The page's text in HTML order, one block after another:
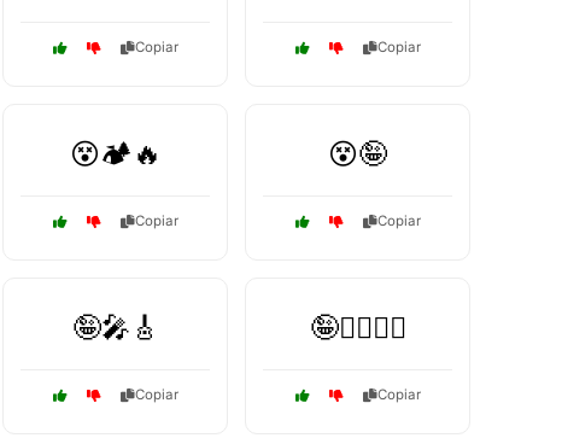
Copiar Copiar
😵🏕️🔥
Copiar
😵🤪
Copiar
🤪🎤🎸
Copiar
🤪🏄‍♂️🏄‍♀️
Copiar